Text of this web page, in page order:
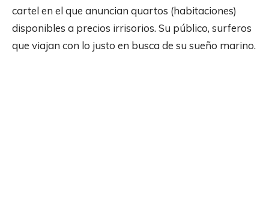
cartel en el que anuncian quartos (habitaciones)
disponibles a precios irrisorios. Su público, surferos
que viajan con lo justo en busca de su sueño marino.